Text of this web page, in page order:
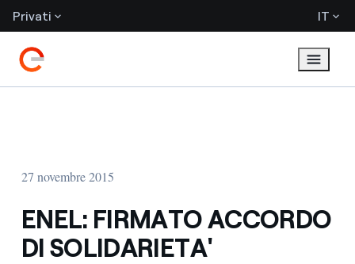
Privati IT
27 novembre 2015
ENEL: FIRMATO ACCORDO
DI SOLIDARIETA'